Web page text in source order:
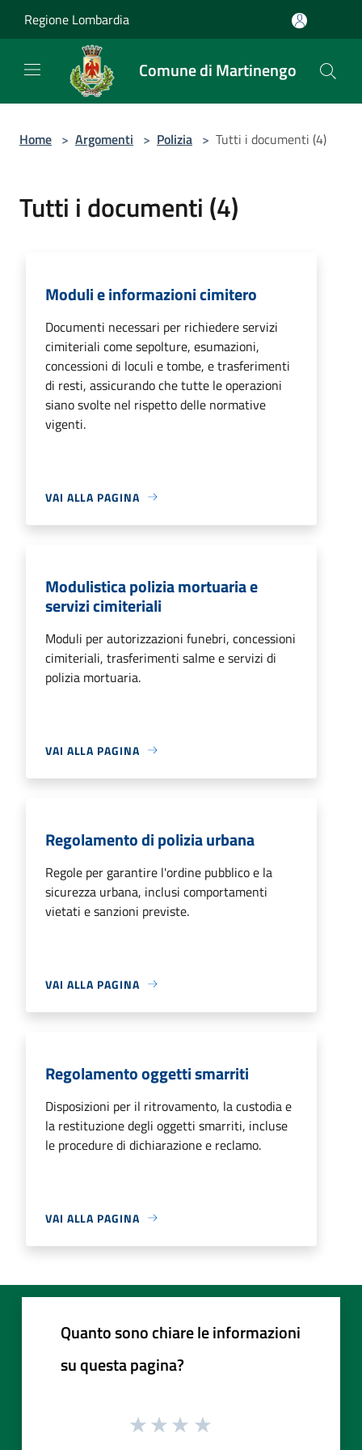
Regione Lombardia
Comune di Martinengo
Home > Argomenti > Polizia > Tutti i documenti (4)
Tutti i documenti (4)
Moduli e informazioni cimitero
Documenti necessari per richiedere servizi
cimiteriali come sepolture, esumazioni,
concessioni di loculi e tombe, e trasferimenti
di resti, assicurando che tutte le operazioni
siano svolte nel rispetto delle normative
vigenti.
VAI ALLA PAGINA
Modulistica polizia mortuaria e
servizi cimiteriali
Moduli per autorizzazioni funebri, concessioni
cimiteriali, trasferimenti salme e servizi di
polizia mortuaria.
VAI ALLA PAGINA
Regolamento di polizia urbana
Regole per garantire l'ordine pubblico e la
sicurezza urbana, inclusi comportamenti
vietati e sanzioni previste.
VAI ALLA PAGINA
Regolamento oggetti smarriti
Disposizioni per il ritrovamento, la custodia e
la restituzione degli oggetti smarriti, incluse
le procedure di dichiarazione e reclamo.
VAI ALLA PAGINA
Quanto sono chiare le informazioni
su questa pagina?